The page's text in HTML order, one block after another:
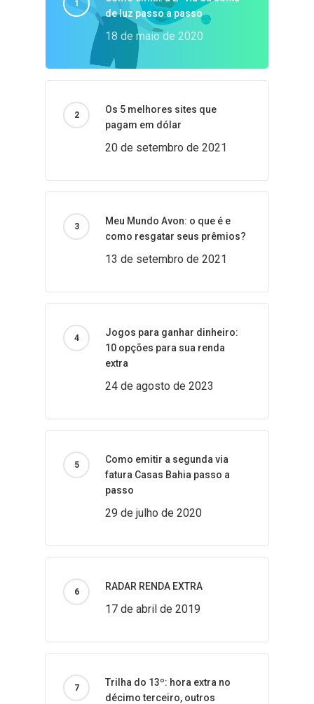
de luz passo a passo
18 de maio de 2020
Os 5 melhores sites que
pagam em dólar
20 de setembro de 2021
Meu Mundo Avon: o que é e
como resgatar seus prêmios?
13 de setembro de 2021
Jogos para ganhar dinheiro:
10 opções para sua renda
extra
24 de agosto de 2023
Como emitir a segunda via
fatura Casas Bahia passo a
passo
29 de julho de 2020
RADAR RENDA EXTRA
17 de abril de 2019
Trilha do 13º: hora extra no
décimo terceiro, outros